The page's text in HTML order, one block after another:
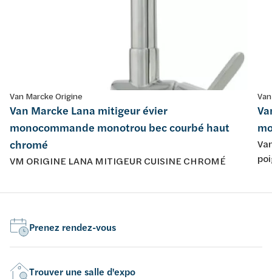
Van Marcke Origine
Van Marcke Lana mitigeur évier
monocommande monotrou bec courbé haut
chromé
VM ORIGINE LANA MITIGEUR CUISINE CHROMÉ
Prenez rendez-vous
Trouver une salle d'expo